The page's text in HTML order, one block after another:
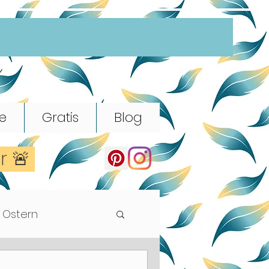
Gratis Blog
🚨
Ostern